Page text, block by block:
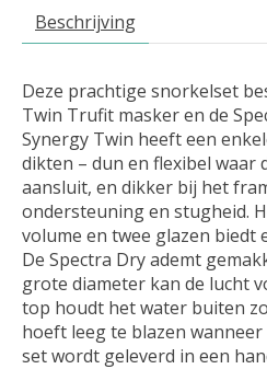
Beschrijving
Deze prachtige snorkelset
Twin Trufit masker en de
Synergy Twin heeft een
dikten – dun en flexibel waar
aansluit, en dikker bij het
ondersteuning en stugheid.
volume en twee glazen biedt
De Spectra Dry ademt
grote diameter kan de lucht
top houdt het water buiten
hoeft leeg te blazen
set wordt geleverd in een